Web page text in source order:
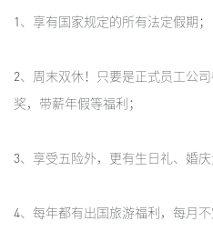
1、享有国家规定的所有法定假期；
2、周末双休！只要是正式员工公
奖，带薪年假等福利；
3、享受五险外，更有生日礼、婚庆
4、每年都有出国旅游福利，每月不